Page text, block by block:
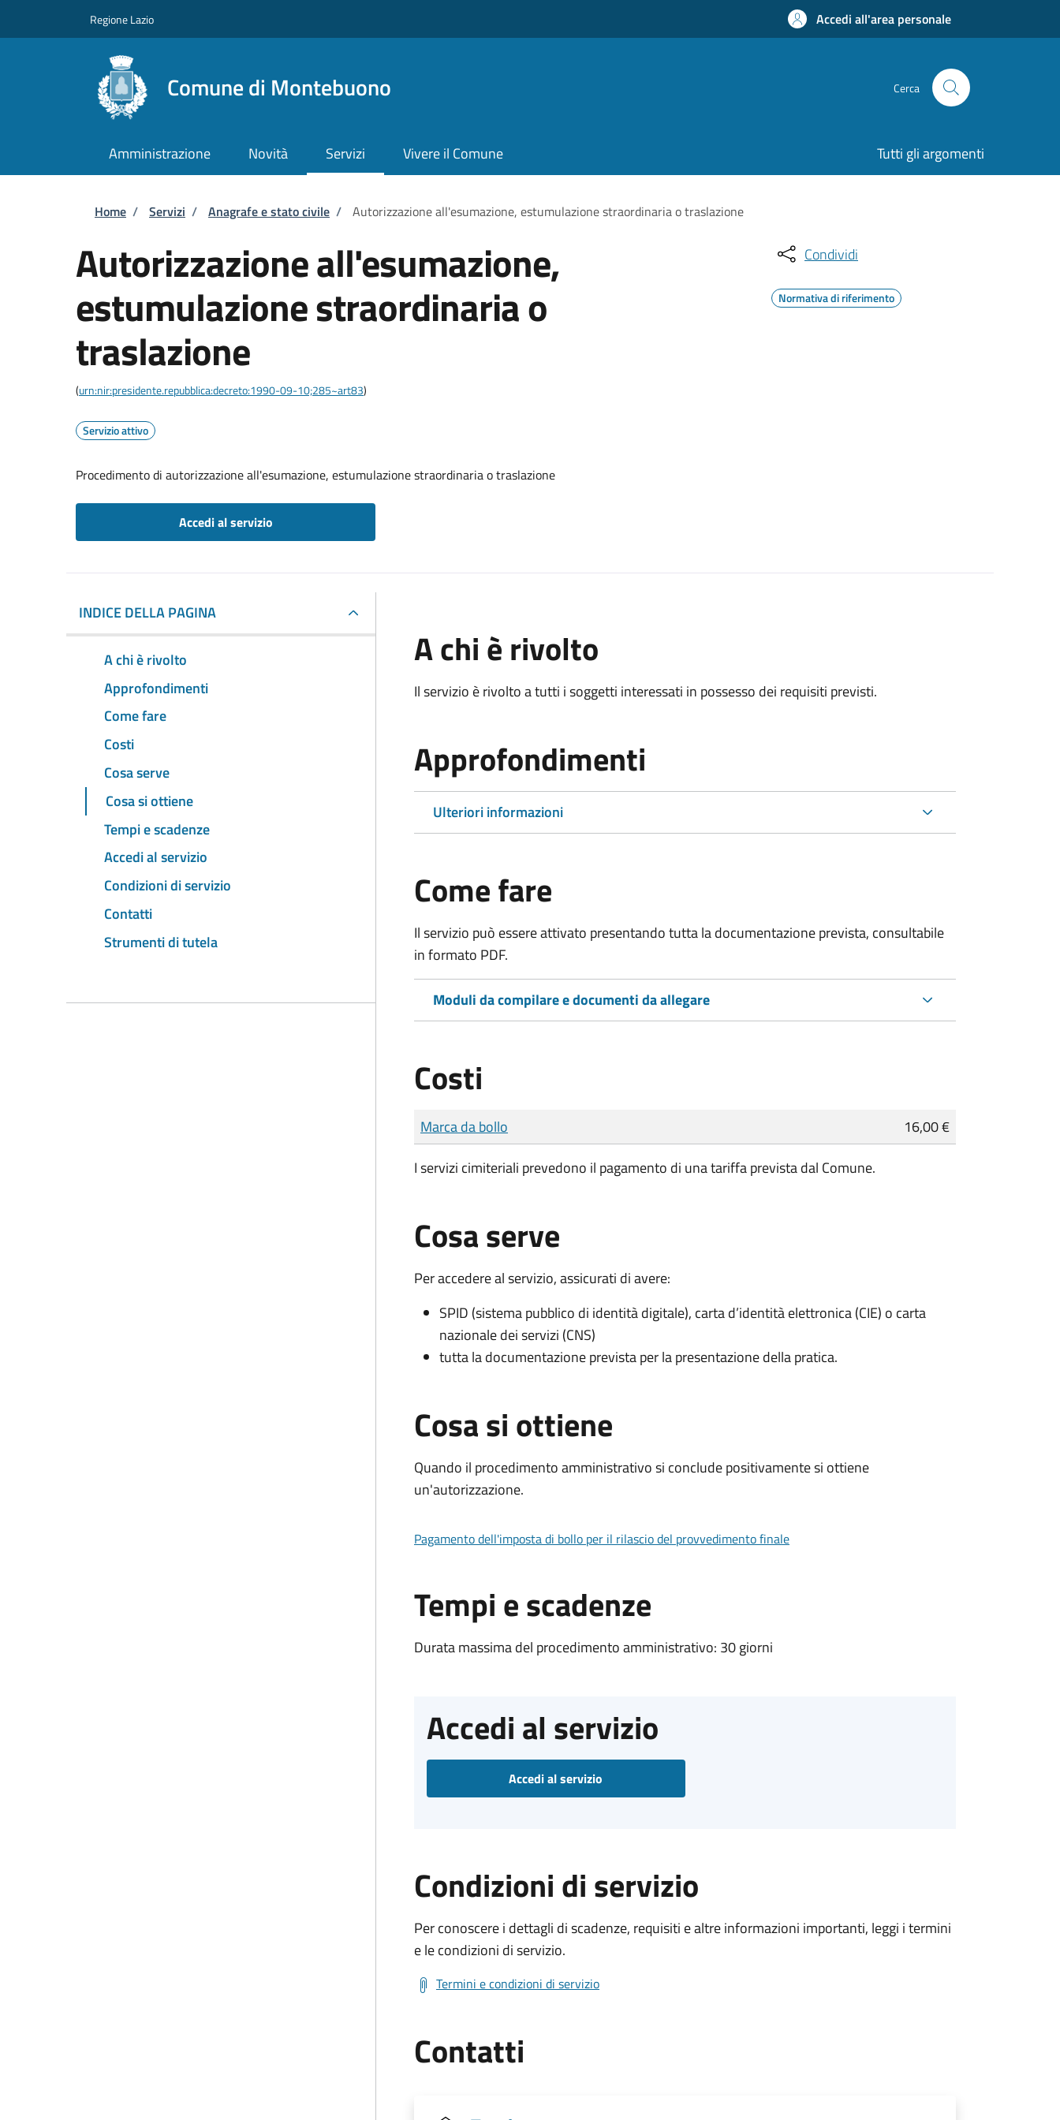
Regione Lazio Accedi all'area personale
Comune di Montebuono Cerca
Amministrazione Novità Servizi Vivere il Comune Tutti gli argomenti
Briciole di pane
Home / Servizi / Anagrafe e stato civile / Autorizzazione all'esumazione, estumulazione straordinaria o traslazione
Autorizzazione all'esumazione,
estumulazione straordinaria o
traslazione
(urn:nir:presidente.repubblica:decreto:1990-09-10;285~art83)
Servizio attivo
Procedimento di autorizzazione all'esumazione, estumulazione straordinaria o traslazione
Accedi al servizio
Condividi
Normativa di riferimento
INDICE DELLA PAGINA
A chi è rivolto
Approfondimenti
Come fare
Costi
Cosa serve
Cosa si ottiene
Tempi e scadenze
Accedi al servizio
Condizioni di servizio
Contatti
Strumenti di tutela
A chi è rivolto
Il servizio è rivolto a tutti i soggetti interessati in possesso dei requisiti previsti.
Approfondimenti
Ulteriori informazioni
Come fare
Il servizio può essere attivato presentando tutta la documentazione prevista, consultabile
in formato PDF.
Moduli da compilare e documenti da allegare
Costi
Tipo di pagamento
Importo
Marca da bollo
16,00 €
I servizi cimiteriali prevedono il pagamento di una tariffa prevista dal Comune.
Cosa serve
Per accedere al servizio, assicurati di avere:
SPID (sistema pubblico di identità digitale), carta d’identità elettronica (CIE) o carta
nazionale dei servizi (CNS)
tutta la documentazione prevista per la presentazione della pratica.
Cosa si ottiene
Quando il procedimento amministrativo si conclude positivamente si ottiene
un'autorizzazione.
Pagamento dell'imposta di bollo per il rilascio del provvedimento finale
Tempi e scadenze
Durata massima del procedimento amministrativo: 30 giorni
Accedi al servizio
Accedi al servizio
Condizioni di servizio
Per conoscere i dettagli di scadenze, requisiti e altre informazioni importanti, leggi i termini
e le condizioni di servizio.
Termini e condizioni di servizio
Contatti